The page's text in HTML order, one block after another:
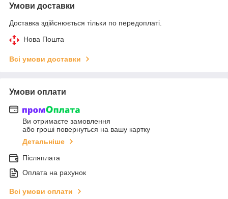
Умови доставки
Доставка здійснюється тільки по передоплаті.
Нова Пошта
Всі умови доставки
Умови оплати
Ви отримаєте замовлення
або гроші повернуться на вашу картку
Детальніше
Післяплата
Оплата на рахунок
Всі умови оплати